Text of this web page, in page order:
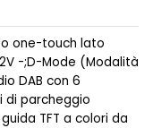
one-touch lato
-;D-Mode (Modalità
DAB con 6
di parcheggio
TFT a colori da